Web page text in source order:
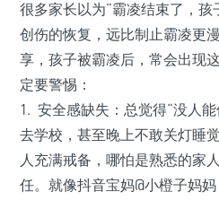
很多家长以为“霸凌结束了，孩
创伤的恢复，远比制止霸凌更
享，孩子被霸凌后，常会出现
定要警惕：
1. 安全感缺失：总觉得“没人
去学校，甚至晚上不敢关灯睡
人充满戒备，哪怕是熟悉的家
任。就像抖音宝妈@小橙子妈